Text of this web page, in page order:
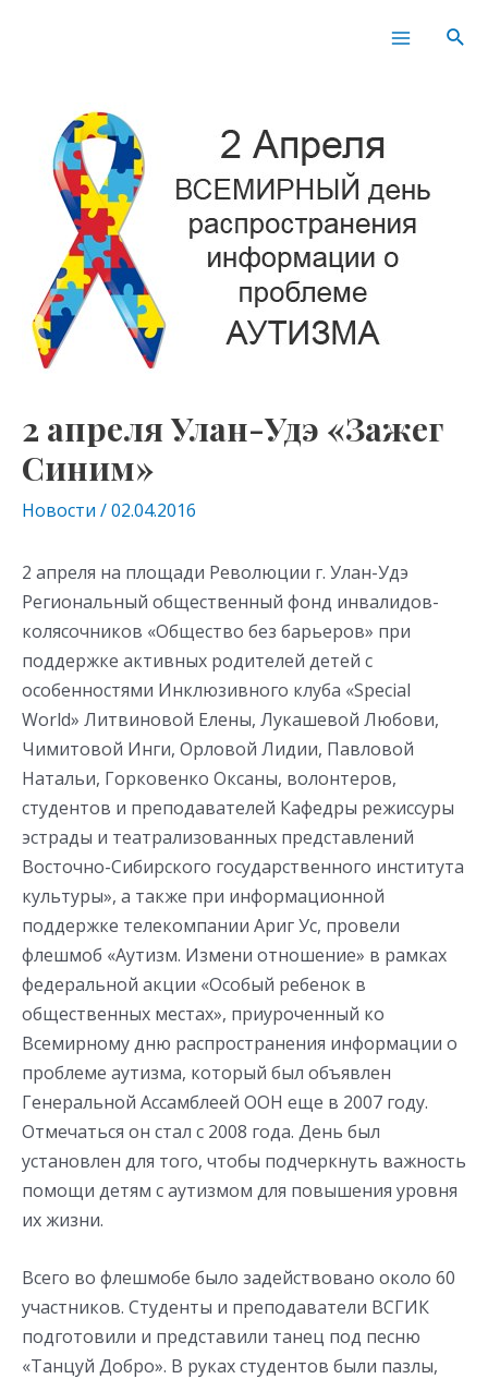
Main
2 апреля Улан-Удэ «Зажег
Синим»
Новости /02.04.2016
2 апреля на площади Революции г. Улан-Удэ
Региональный общественный фонд инвалидов-
колясочников «Общество без барьеров» при
поддержке активных родителей детей с
особенностями Инклюзивного клуба «Special
World» Литвиновой Елены, Лукашевой Любови,
Чимитовой Инги, Орловой Лидии, Павловой
Натальи, Горковенко Оксаны, волонтеров,
студентов и преподавателей Кафедры режиссуры
эстрады и театрализованных представлений
Восточно-Сибирского государственного института
культуры», а также при информационной
поддержке телекомпании Ариг Ус, провели
флешмоб «Аутизм. Измени отношение» в рамках
федеральной акции «Особый ребенок в
общественных местах», приуроченный ко
Всемирному дню распространения информации о
проблеме аутизма, который был объявлен
Генеральной Ассамблеей ООН еще в 2007 году.
Отмечаться он стал с 2008 года. День был
установлен для того, чтобы подчеркнуть важность
помощи детям с аутизмом для повышения уровня
их жизни.
Всего во флешмобе было задействовано около 60
участников. Студенты и преподаватели ВСГИК
подготовили и представили танец под песню
«Танцуй Добро». В руках студентов были пазлы,